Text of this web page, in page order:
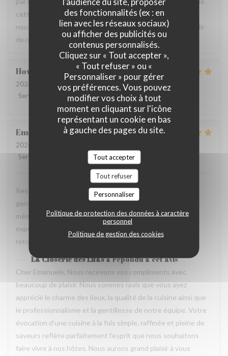
des fonctionnalités (ex : en
lien avec les réseaux sociaux)
ou afficher des publicités ou
contenus personnalisés.
Cliquez sur « Tout accepter »,
« Tout refuser » ou «
Personnaliser » pour gérer
vos préférences. Vous pouvez
modifier vos choix à tout
moment en cliquant sur l'icône
représentant un cookie en bas
à gauche des pages du site.
Tout accepter
Tout refuser
Personnaliser
Politique de protection des données à caractère
personnel
Politique de gestion des cookies
cette expérience a contribué à la réussite de votre repas
nous fait très plaisir. Nous serons heureux de vous accueillir
de nouveau à La Closerie des Lilas ✨
Howard
2026-07-31
- 20:15 - Couverts 4
Service
Ambiance: 5/5 Cuisine:5/5 Qualité / Prix
Emanuele C
2026-07-31
Service
5/5 Cuisine:5
Restaurant tres agreable, personnel avec expertise, tres
gentil et amable avec esprit! Cuisine simple et raffiné au
même temps, avec goût. Location charmante, pour un
experience que merece de retourner plusieur fois. Je
retournerai
La Closerie des Lilasa répondu à cet avis
Cher Emanuele, Nous recevons vos compliments avec
beaucoup de plaisir. Nous sommes ravis que vous ayez
apprécié le charme des lieux, la qualité de la cuisine ainsi que
le professionnalisme et la gentillesse de notre équipe. Votre
évocation d’une cuisine à la fois simple, raffinée et pleine de
saveurs reflète parfaitement l’esprit que nous souhaitons
faire vivre à nos hôtes. Nous aurons grand plaisir à vous